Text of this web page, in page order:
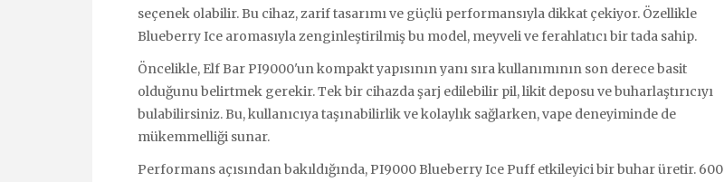
seçenek olabilir. Bu cihaz, zarif tasarımı ve güçlü performansıyla dikkat çekiyor. Özellikle
Blueberry Ice aromasıyla zenginleştirilmiş bu model, meyveli ve ferahlatıcı bir tada sahip.
Öncelikle, Elf Bar PI9000'un kompakt yapısının yanı sıra kullanımının son derece basit
olduğunu belirtmek gerekir. Tek bir cihazda şarj edilebilir pil, likit deposu ve buharlaştırıcıyı
bulabilirsiniz. Bu, kullanıcıya taşınabilirlik ve kolaylık sağlarken, vape deneyiminde de
mükemmelliği sunar.
Performans açısından bakıldığında, PI9000 Blueberry Ice Puff etkileyici bir buhar üretir. 600